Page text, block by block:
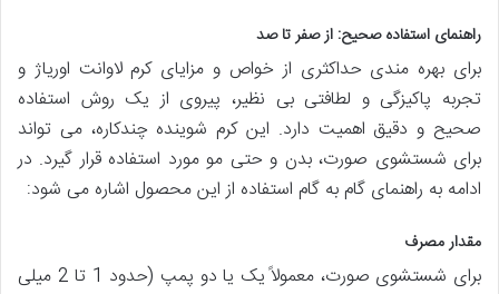
راهنمای استفاده صحیح: از صفر تا صد
برای بهره مندی حداکثری از خواص و مزایای کرم لاوانت اوریاژ و
تجربه پاکیزگی و لطافتی بی نظیر، پیروی از یک روش استفاده
صحیح و دقیق اهمیت دارد. این کرم شوینده چندکاره، می تواند
برای شستشوی صورت، بدن و حتی مو مورد استفاده قرار گیرد. در
ادامه به راهنمای گام به گام استفاده از این محصول اشاره می شود:
مقدار مصرف
برای شستشوی صورت، معمولاً یک یا دو پمپ (حدود 1 تا 2 میلی